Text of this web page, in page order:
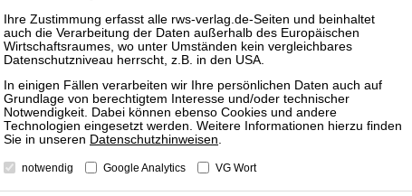
und
Datenschutzhinweisen.
notwendig Google Analytics VG Wort